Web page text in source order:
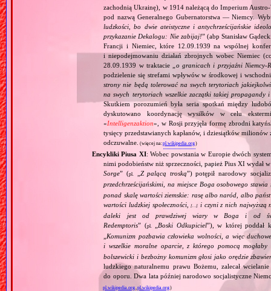
zachodnią Ukrainę), w 1914 należącą do Imperium
pod nazwą Generalnego Gubernatorstwa — Niemcy.
ludzkości, bo dwie ateistyczne i antychrześcijańskie
przykazanie Dekalogu: Nie zabijaj!” (abp Stanisław
Francji i Niemiec, które 12.09.1939 na wspólnej
i niepodejmowaniu działań zbrojnych wobec Niemiec
28.09.1939 w traktacie „ o granicach i przyjaźni
podzielenie się strefami wpływów w środkowej i
strony nie będą tolerować na swych terytoriach
na swych terytoriach wszelkie zaczątki takiej
Skutkiem porozumień była seria spotkań między
dyskutowano koordynację wysiłków w celu
«Intelligenzaktion», w Rosji przyjęła formę zbrodni
tysięcy przedstawianych kapłanów, i dziesiątków
odczuwalne. (więcej na:pl.wikipedia.org)
Encykliki Piusa XI: Wobec powstania w Europie dwóch
nimi podobieństw niż sprzeczności, papież Pius XI
Sorge” (pl. Z palącą troską”) potępił narodowy
przedchrześcijańskimi, na miejsce Boga osobowego
ponad skalę wartości ziemskie: rasę albo naród, albo
wartości ludzkiej społeczności,[…] i czyni z nich najwyższą
daleki jest od prawdziwej wiary w Boga i od
Redemptoris” (pl. Boski Odkupiciel”), w której poddał
Komunizm pozbawia człowieka wolności, a więc
i wszelkie moralne oparcie, z którego pomocą
bolszewicki i bezbożny komunizm głosi jako orędzie
ludzkiego naturalnemu prawu Bożemu, zalecał
do oporu. Dwa lata później narodowo socjalistyczne
pl.wikipedia.org ,pl.wikipedia.org)